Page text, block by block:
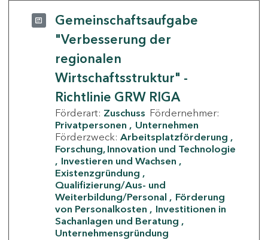
Gemeinschaftsaufgabe
"Verbesserung der
regionalen
Wirtschaftsstruktur" -
Richtlinie GRW RIGA
Förderart: Zuschuss Fördernehmer:
Privatpersonen
Unternehmen
Förderzweck: Arbeitsplatzförderung
Forschung, Innovation und Technologie
Investieren und Wachsen
Existenzgründung
Qualifizierung/Aus- und
Weiterbildung/Personal
Förderung
von Personalkosten
Investitionen in
Sachanlagen und Beratung
Unternehmensgründung